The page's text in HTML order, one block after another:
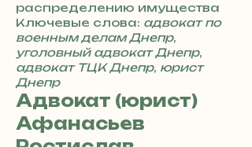
распределению имущества
Ключевые слова: адвокат по
военным делам Днепр,
уголовный адвокат Днепр,
адвокат ТЦК Днепр, юрист
Днепр
Адвокат (юрист)
Афанасьев